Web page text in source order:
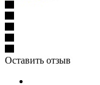
Оставить отзыв